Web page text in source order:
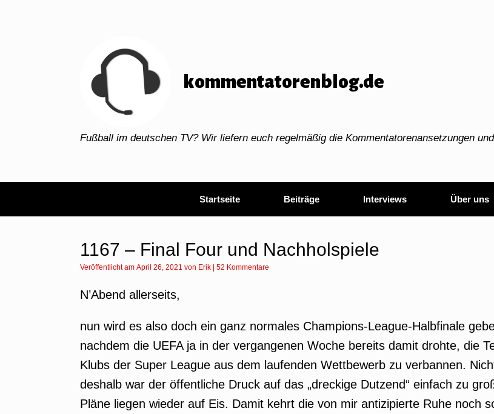
kommentatorenblog.de
Fußball im deutschen TV? Wir liefern euch regelmäßig die Kommentatorenansetzungen
Startseite Beiträge Interviews Über uns
1167 – Final Four und Nachholspiele
Veröffentlicht am April 26, 2021 von Erik 52 Kommentare
N’Abend allerseits,
nun wird es also doch ein ganz normales Champions-League-Halbfinale
nachdem die UEFA ja in der vergangenen Woche bereits damit drohte, die
Klubs der Super League aus dem laufenden Wettbewerb zu verbannen.
deshalb war der öffentliche Druck auf das „dreckige Dutzend“ einfach zu
Pläne liegen wieder auf Eis. Damit kehrt die von mir antizipierte Ruhe noch